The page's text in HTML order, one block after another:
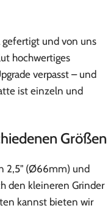
und von uns
hochwertiges
verpasst – und
ist einzeln und
Größen
2,5" (Ø66mm) und
den kleineren Grinder
kannst bieten wir